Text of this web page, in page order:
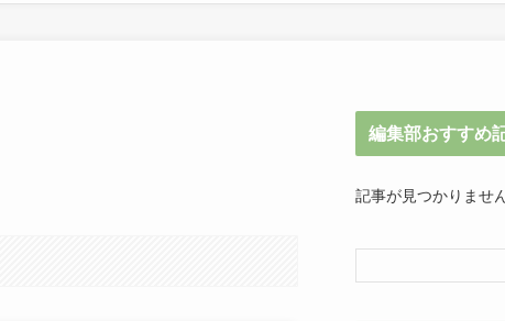
編集部おすすめ
記事が見つかりませ